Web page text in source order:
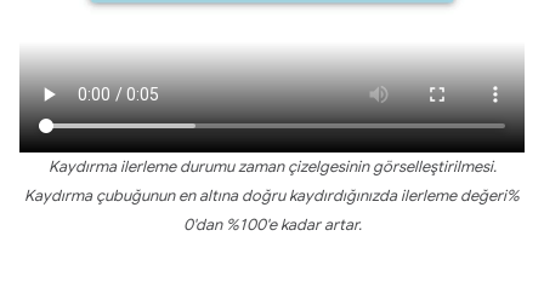
Kaydırma ilerleme durumu zaman çizelgesinin görselleştirilmesi.
Kaydırma çubuğunun en altına doğru kaydırdığınızda ilerleme değeri%
0'dan %100'e kadar artar.